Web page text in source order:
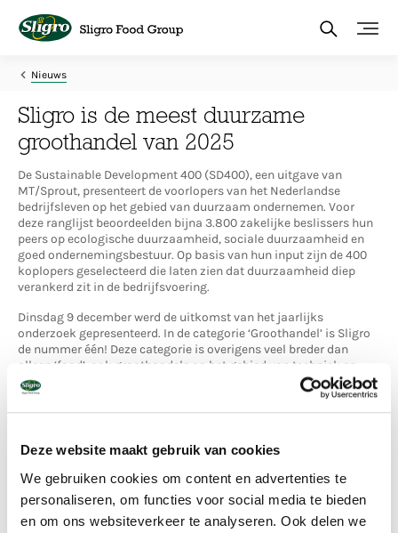
Deze website maakt gebruik van cookies
We gebruiken cookies om content en advertenties te
personaliseren, om functies voor social media te bieden
en om ons websiteverkeer te analyseren. Ook delen we
naar
inhoudNieuws
Sligro is de meest duurzame
groothandel van 2025
De Sustainable Development 400 (SD400), een uitgave van
MT/Sprout, presenteert de voorlopers van het Nederlandse
bedrijfsleven op het gebied van duurzaam ondernemen. Voor
deze ranglijst beoordeelden bijna 3.800 zakelijke beslissers hun
peers op ecologische duurzaamheid, sociale duurzaamheid en
goed ondernemingsbestuur. Op basis van hun input zijn de 400
koplopers geselecteerd die laten zien dat duurzaamheid diep
verankerd zit in de bedrijfsvoering.
Dinsdag 9 december werd de uitkomst van het jaarlijks
onderzoek gepresenteerd. In de categorie ‘Groothandel’ is Sligro
de nummer één! Deze categorie is overigens veel breder dan
alleen ‘food’, ook groothandels op het gebied van techniek en
pharma zijn hier vertegenwoordigd. Daarom is het mooi dat onze
duurzame prestaties breed worden herkend en gewaardeerd.